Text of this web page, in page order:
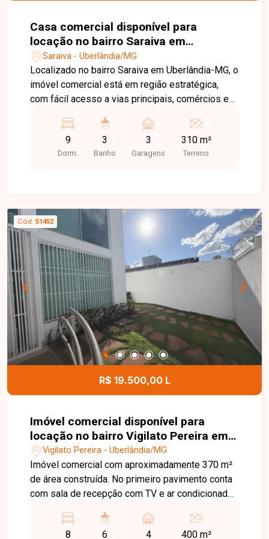
Casa comercial disponível para
locação no bairro Saraiva em
Uberlândia-MG
Saraiva - Uberlândia/MG
Localizado no bairro Saraiva em Uberlândia-MG, o
imóvel comercial está em região estratégica,
com fácil acesso a vias principais, comércios e
diversos segmentos profissionais. O imóvel
conta com estacionamento frontal para 3 carros.
No pavimento térreo possui hall de entrada,
de mais 2 salas amplas, oferecendo excelente
estrutura e funcionalidade para o seu negócio.
Entre em contato com a equipe da Delta Imóveis
e agende sua visita para conhecer essa
oportunidade.
9
Dorm.
3
Banho
3
Garagens
310 m²
Terreno
Cód. 51452
R$ 19.500,00 L
Imóvel comercial disponível para
locação no bairro Vigilato Pereira em
Uberlândia-MG
Vigilato Pereira - Uberlândia/MG
Imóvel comercial com aproximadamente 370 m²
de área construída. No primeiro pavimento conta
com sala de recepção com TV e ar condicionado,
banheiro, 3 banheiros sendo 2 com
8 6 4 400 m²